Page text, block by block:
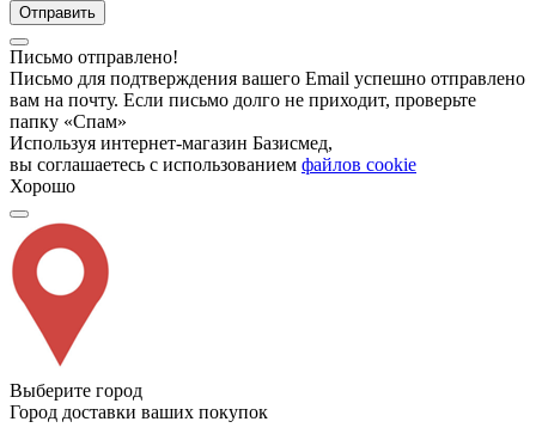
Отправить
Письмо отправлено!
Письмо для подтверждения вашего Email успешно отправлено
вам на почту. Если письмо долго не приходит, проверьте
папку «Спам»
Используя интернет-магазин Базисмед,
вы соглашаетесь с использованием файлов cookie
Хорошо
Выберите город
Город доставки ваших покупок